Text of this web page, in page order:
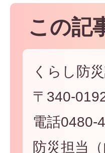
この記
くらし防
〒340-
電話0480-
防災担当